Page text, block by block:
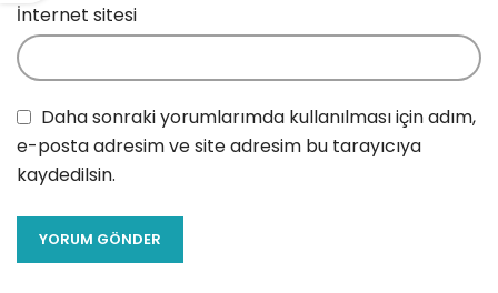
İnternet sitesi
Daha sonraki yorumlarımda kullanılması için adım,
e-posta adresim ve site adresim bu tarayıcıya
kaydedilsin.